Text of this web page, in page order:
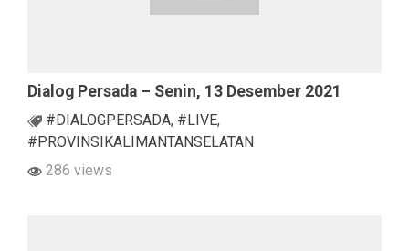
Dialog Persada – Senin, 13 Desember 2021
#DIALOGPERSADA, #LIVE,
#PROVINSIKALIMANTANSELATAN
286 views